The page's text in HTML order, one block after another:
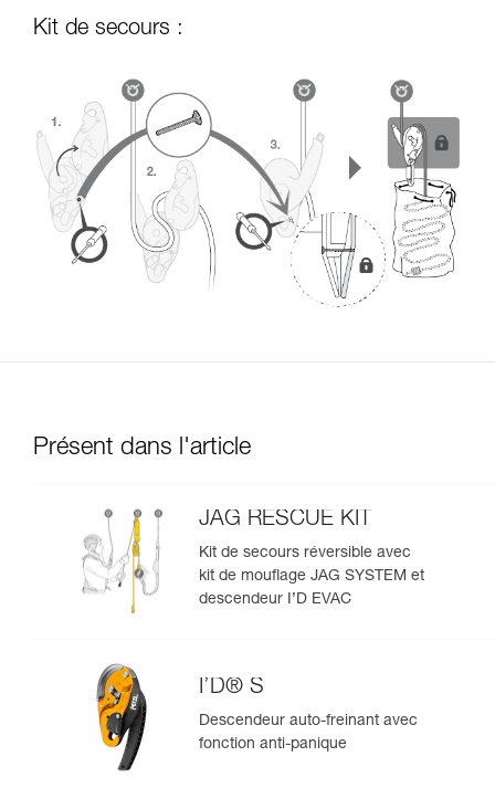
Kit de secours :
Présent dans l'article
JAG RESCUE KIT
Kit de secours réversible avec
kit de mouflage JAG SYSTEM et
descendeur I’D EVAC
I’D® S
Descendeur auto-freinant avec
fonction anti-panique